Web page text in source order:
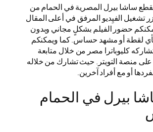
ساشا بيرل المصرية في الحمام من
تشغيل الفيِديو المرفق في أعلى المقال
حضور الفيلم بشكلٍ مجاني وبدون
لقطة أو مشهد حساس. كما ويمكنكم
كليوباترا مصر من خلال متابعة
منصة التويتر. حيث تشارك من خلاله
أو مع أفراد آخرين.
بيرل في الحمام